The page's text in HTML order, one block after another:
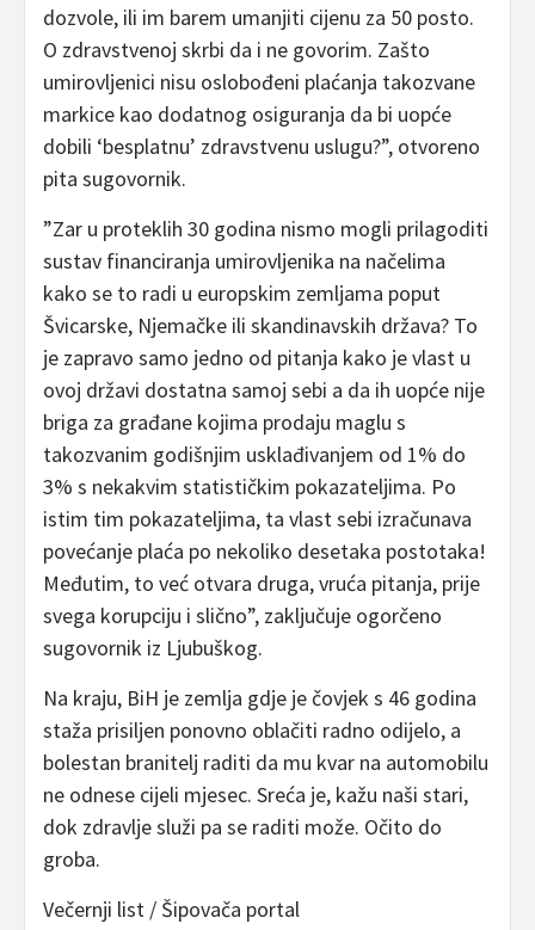
dozvole, ili im barem umanjiti cijenu za 50 posto.
O zdravstvenoj skrbi da i ne govorim. Zašto
umirovljenici nisu oslobođeni plaćanja takozvane
markice kao dodatnog osiguranja da bi uopće
dobili ‘besplatnu’ zdravstvenu uslugu?”, otvoreno
pita sugovornik.
”Zar u proteklih 30 godina nismo mogli prilagoditi
sustav financiranja umirovljenika na načelima
kako se to radi u europskim zemljama poput
Švicarske, Njemačke ili skandinavskih država? To
je zapravo samo jedno od pitanja kako je vlast u
ovoj državi dostatna samoj sebi a da ih uopće nije
briga za građane kojima prodaju maglu s
takozvanim godišnjim usklađivanjem od 1% do
3% s nekakvim statističkim pokazateljima. Po
istim tim pokazateljima, ta vlast sebi izračunava
povećanje plaća po nekoliko desetaka postotaka!
Međutim, to već otvara druga, vruća pitanja, prije
svega korupciju i slično”, zaključuje ogorčeno
sugovornik iz Ljubuškog.
Na kraju, BiH je zemlja gdje je čovjek s 46 godina
staža prisiljen ponovno oblačiti radno odijelo, a
bolestan branitelj raditi da mu kvar na automobilu
ne odnese cijeli mjesec. Sreća je, kažu naši stari,
dok zdravlje služi pa se raditi može. Očito do
groba.
Večernji list / Šipovača portal